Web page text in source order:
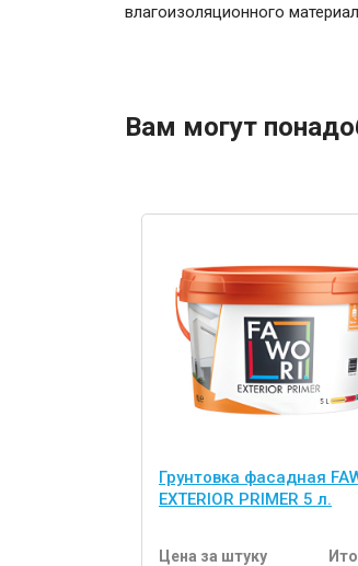
влагоизоляционного
Вам могут
Грунтовка фасадная
EXTERIOR PRIMER 5 л.
Цена за штуку